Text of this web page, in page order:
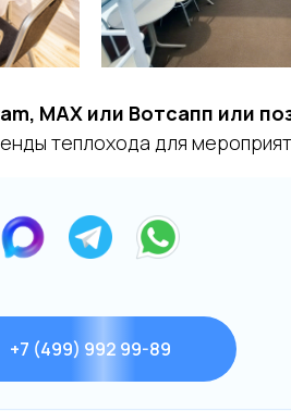
MAX или Вотсапп или
теплохода для
+7 (499) 992 99-89